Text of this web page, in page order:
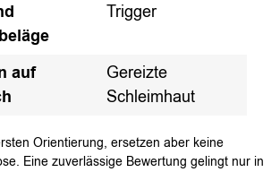
Trigger
auf
Gereizte
Schleimhaut
Orientierung, ersetzen aber keine
Eine zuverlässige Bewertung gelingt nur in